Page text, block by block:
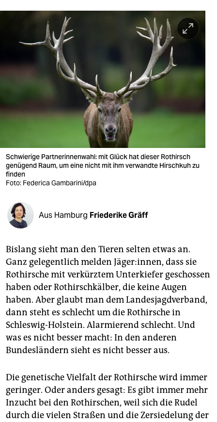
sport
wahrheit
verlag
shop
fragen & hilfe
abo
genossenschaft
epaper login
Schwierige Partnerinnenwahl: mit Glück hat dieser Rothirsch
genügend Raum, um eine nicht mit ihm verwandte Hirschkuh zu
finden
Foto: Federica Gambarini/dpa
Aus Hamburg Friederike Gräff
Bislang sieht man den Tieren selten etwas an.
Ganz gelegentlich melden Jäger:innen, dass sie
Rothirsche mit verkürztem Unterkiefer geschossen
haben oder Rothirschkälber, die keine Augen
haben. Aber glaubt man dem Landesjagdverband,
dann steht es schlecht um die Rothirsche in
Schleswig-Holstein. Alarmierend schlecht. Und
was es nicht besser macht: In den anderen
Bundesländern sieht es nicht besser aus.
Die genetische Vielfalt der Rothirsche wird immer
geringer. Oder anders gesagt: Es gibt immer mehr
Inzucht bei den Rothirschen, weil sich die Rudel
durch die vielen Straßen und die Zersiedelung der